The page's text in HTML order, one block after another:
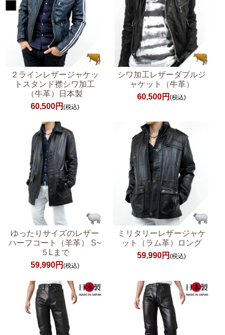
２ラインレザージャケッ
トスタンド襟シワ加工
（牛革）日本製
60,500円 (税込)
シワ加工レザーダブルジ
ャケット（牛革）
60,500円(税込)
ゆったりサイズのレザー
ハーフコート（羊革） S~
５Lまで
59,990円 (税込)
ミリタリーレザージャケ
ット（ラム革）ロング
59,990円(税込)